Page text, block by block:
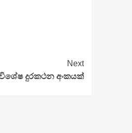
Next
දුරකථන අංකයක්